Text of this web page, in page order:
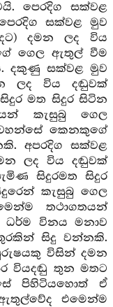
පෙරදිග සක්වළ
සක්වළ මුව
දමන ලද විය
ගෙල ඇතුල් වීම
දකුණු සක්වළ මුව
ලද විය දඬුවක්
මත සිදුර සිටින
කැසුබු ගෙල
කෙනකුගේ
අපරදිග සක්වළ
ලද විය දඬුවක්
සිදුරමත සිදුර
කැසුබු ගෙල
තථාගතයන්
විනය මනාව
සිදු වන්නකි.
විසින් දමන
වියදඬු තුන මතට
පිහිටියහොත් ඒ
එමෙන්ම